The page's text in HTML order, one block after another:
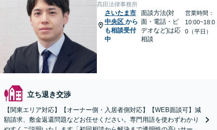
髙田法律事務所
さいたま市
中央区 から
も相談受付
中
面談方法(対
面・電話・ビ
デオなど)は応
相談
営業時間：
10:00~18:0
0（平日）
立ち退き交渉
【関東エリア対応】【オーナー側・入居者側対応】【WEB面談可】減
額請求、敷金返還問題などお任せください。専門用語を使わずわかり